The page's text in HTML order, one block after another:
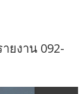
ยงาน​ 092-